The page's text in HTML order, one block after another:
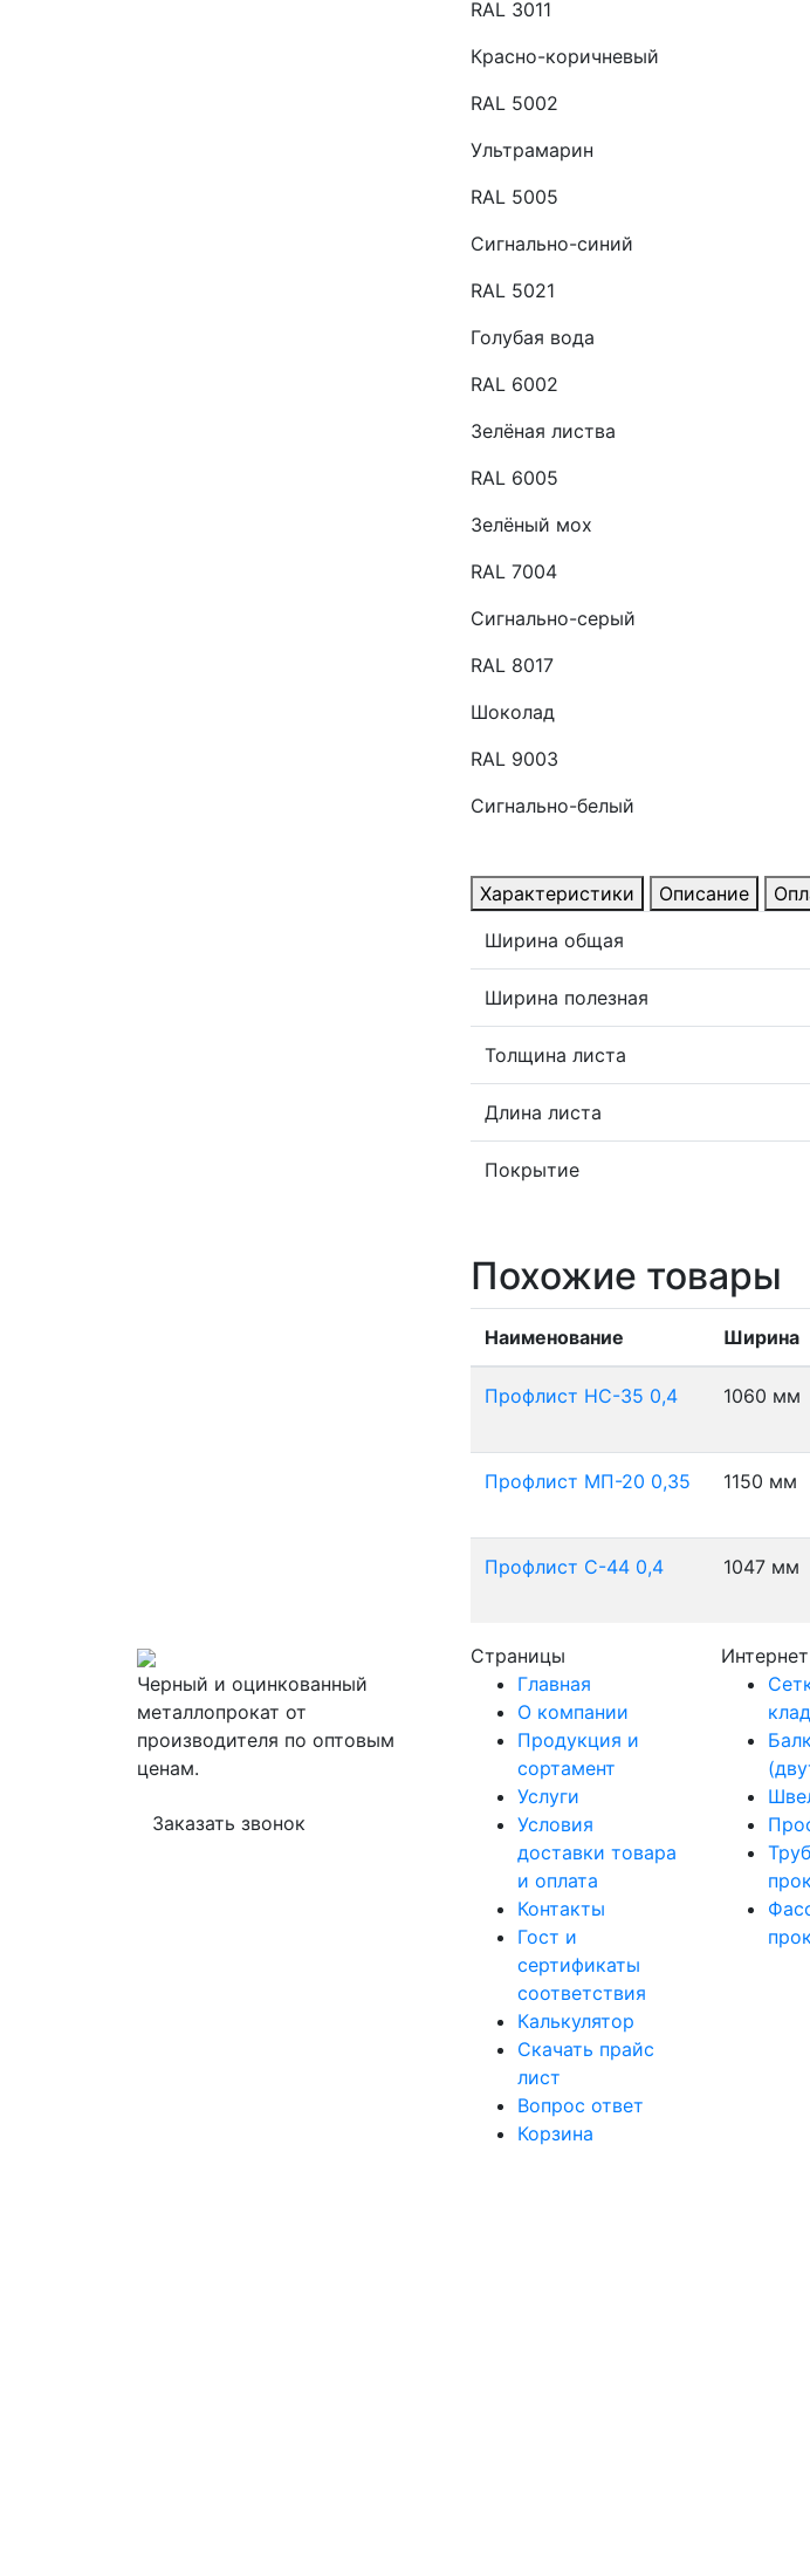
RAL 3011
Красно-коричневый
RAL 5002
Ультрамарин
RAL 5005
Сигнально-синий
RAL 5021
Голубая вода
RAL 6002
Зелёная листва
RAL 6005
Зелёный мох
RAL 7004
Сигнально-серый
RAL 8017
Шоколад
RAL 9003
Сигнально-белый
Характеристики Описание
Ширина общая
Ширина полезная
Толщина листа
Длина листа
Покрытие
Похожие товары
Наименование Ширина
Профлист НС-35 0,4 1060 мм
Профлист МП-20 0,35 1150 мм
Профлист С-44 0,4 1047 мм
Черный и оцинкованный
металлопрокат от
производителя по оптовым
ценам.
Заказать звонок
Страницы
Главная
О компании
Продукция и
сортамент
Услуги
Условия
доставки товара
и оплата
Контакты
Гост и
сертификаты
соответствия
Калькулятор
Скачать прайс
лист
Вопрос ответ
Корзина